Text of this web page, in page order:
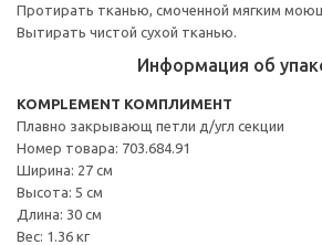
Протирать тканью, смоченной мягким
Вытирать чистой сухой тканью.
Информация об
KOMPLEMENT КОМПЛИМЕНТ
Плавно закрывающ петли д/угл секции
Номер товара: 703.684.91
Ширина: 27 см
Высота: 5 см
Длина: 30 см
Вес: 1.36 кг